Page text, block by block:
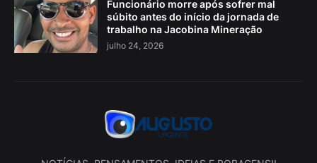
Funcionário morre após sofrer mal
súbito antes do início da jornada de
trabalho na Jacobina Mineração
julho 24, 2026